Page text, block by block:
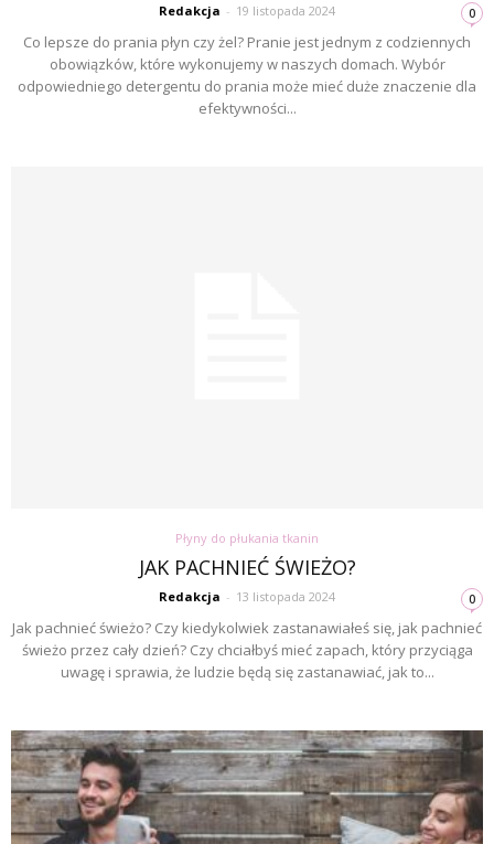
Redakcja - 19 listopada 2024 0
Co lepsze do prania płyn czy żel? Pranie jest jednym z codziennych
obowiązków, które wykonujemy w naszych domach. Wybór
odpowiedniego detergentu do prania może mieć duże znaczenie dla
efektywności...
Płyny do płukania tkanin
JAK PACHNIEĆ ŚWIEŻO?
Redakcja - 13 listopada 2024 0
Jak pachnieć świeżo? Czy kiedykolwiek zastanawiałeś się, jak pachnieć
świeżo przez cały dzień? Czy chciałbyś mieć zapach, który przyciąga
uwagę i sprawia, że ​​ludzie będą się zastanawiać, jak to...